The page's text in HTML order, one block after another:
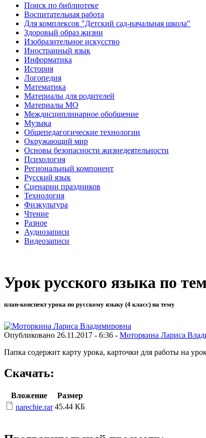
Поиск по библиотеке
Воспитательная работа
Для комплексов "Детский сад-начальная школа"
Здоровый образ жизни
Изобразительное искусство
Иностранный язык
Информатика
История
Логопедия
Математика
Материалы для родителей
Материалы МО
Междисциплинарное обобщение
Музыка
Общепедагогические технологии
Окружающий мир
Основы безопасности жизнедеятельности
Психология
Региональный компонент
Русский язык
Сценарии праздников
Технология
Физкультура
Чтение
Разное
Аудиозаписи
Видеозаписи
Урок русского языка по
план-конспект урока по русскому языку (4 класс) на тему
Опубликовано 26.11.2017 - 6:36 - Моторкина Лариса
Папка содержит карту урока, карточки для работы на
Скачать:
Вложение
Размер
narechie.rar 45.44 КБ